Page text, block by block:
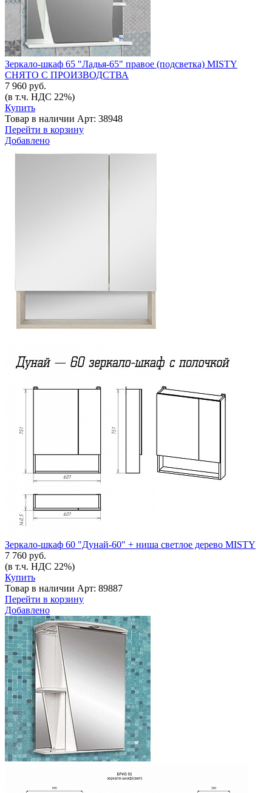
Зеркало-шкаф 65 "Ладья-65" правое (подсветка) MISTY
СНЯТО С ПРОИЗВОДСТВА
7 960 руб.
(в т.ч. НДС 22%)
Купить
Товар в наличии Арт: 38948
Перейти в корзину
Добавлено
Зеркало-шкаф 60 "Дунай-60" + ниша светлое дерево MISTY
7 760 руб.
(в т.ч. НДС 22%)
Купить
Товар в наличии Арт: 89887
Перейти в корзину
Добавлено